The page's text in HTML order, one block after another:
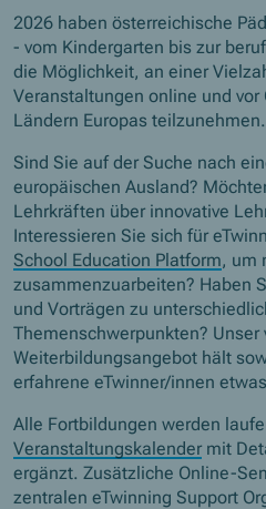
2026 haben österreichische
- vom Kindergarten bis zur
die Möglichkeit, an einer
Veranstaltungen online und
Ländern Europas teilzunehmen.
Sind Sie auf der Suche nach
europäischen Ausland?
Lehrkräften über innovative
Interessieren Sie sich für
School Education Platform, um
zusammenzuarbeiten? Haben
und Vorträgen zu
Themenschwerpunkten? Unser
Weiterbildungsangebot hält
erfahrene eTwinner/innen
Alle Fortbildungen werden
Veranstaltungskalender mit
ergänzt. Zusätzliche Online-
zentralen eTwinning Support